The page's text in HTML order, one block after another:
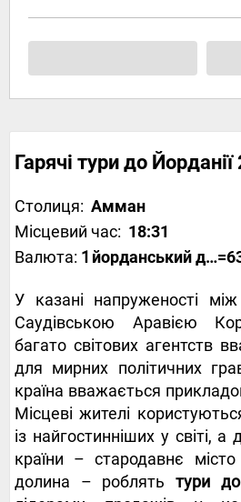
Гарячі тури до
Столиця: Амман
Місцевий час: 18:31
Валюта: 1 йорданський динар
У казані напруженості між
Саудівською Аравією
багато світових агентств
для мирних політичних
країна вважається
Місцеві жителі
із найгостинніших у світі, а
країни – стародавнє
долина – роблятьтури до